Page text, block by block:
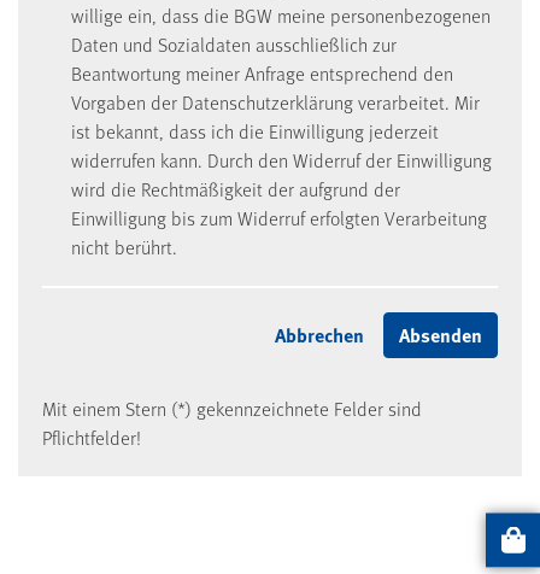
willige ein, dass die BGW meine personenbezogenen
Daten und Sozialdaten ausschließlich zur
Beantwortung meiner Anfrage entsprechend den
Vorgaben der Datenschutzerklärung verarbeitet. Mir
ist bekannt, dass ich die Einwilligung jederzeit
widerrufen kann. Durch den Widerruf der Einwilligung
wird die Rechtmäßigkeit der aufgrund der
Einwilligung bis zum Widerruf erfolgten Verarbeitung
nicht berührt.
Mit einem Stern (*) gekennzeichnete Felder sind
Pflichtfelder!
Artikel